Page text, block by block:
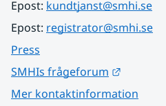
Epost: kundtjanst@smhi.se
Epost: registrator@smhi.se
Press
SMHIs frågeforum
Mer kontaktinformation